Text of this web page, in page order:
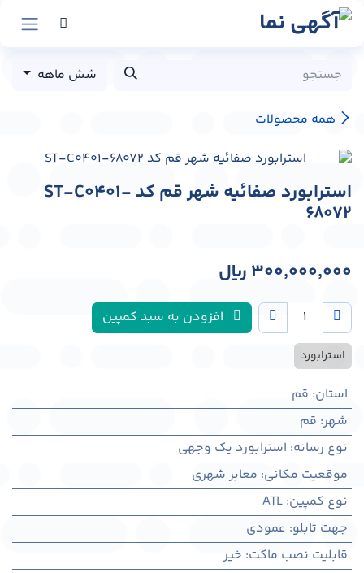
پرش به محتوا
همه محصولات
شش ماهه
استرابورد صفائیه شهر قم کد ST-C0401-
68072
300,000,000 ﷼
افزودن به سبد کمپین
استرابورد
استان: قم
شهر: قم
نوع رسانه: استرابورد یک وجهی
موقعیت مکانی: معابر شهری
نوع کمپین:
ATL
جهت تابلو: عمودی
قابلیت نصب ماکت: خیر